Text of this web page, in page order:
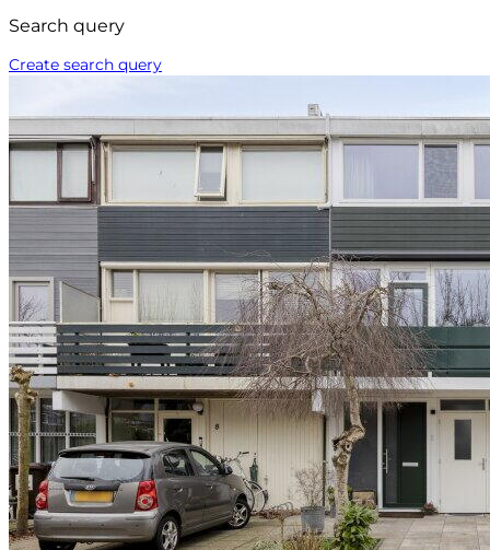
Search query
Create search query